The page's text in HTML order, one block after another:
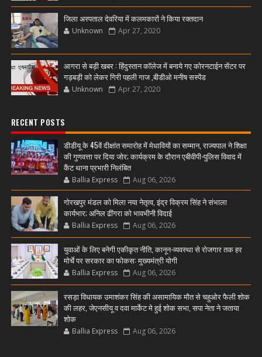
जिला अस्पताल देवरिया में कलमकारों ने किया रक्तदान
Unknown Apr 27, 2020
आगरा से बड़ी खबर : हिंदुस्तान कॉलेज में बनाये गए कोरनटाईन सेंटर पर
गड़बड़ी को लेकर गिरी पहली गाज ,बीडीओ मनीष सस्पेंड
Unknown Apr 27, 2020
RECENT POSTS
डीडीयू के 45वें दीक्षांत समारोह में मेधावियों का सम्मान, राज्यपाल ने शिक्षा
की गुणवत्ता पर दिया जोर; कार्यक्रम के दौरान एबीवीपी-पुलिस विवाद में
कैंट थाना प्रभारी निलंबित
Ballia Express Aug 06, 2026
गोरखपुर मंडल को मिला नया नेतृत्व, इंद्र विक्रम सिंह ने संभाला
कार्यभार; अनिल ढींगरा को भावभीनी विदाई
Ballia Express Aug 06, 2026
युवाओं के लिए बनेगी एकीकृत नीति, कानून-व्यवस्था से रोजगार तक हर
मोर्चे पर सरकार का फोकस: मुख्यमंत्री योगी
Ballia Express Aug 06, 2026
रसड़ा विधायक उमाशंकर सिंह की असामायिक मौत से चहुओर फैली शोक
की लहर, जेएनसीयू व दवा मार्केट मे हुई शोक सभा, सपा नेता ने जताया
शोक
Ballia Express Aug 06, 2026